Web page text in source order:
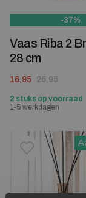
-37%
Vaas Riba 2
28 cm
26,95
Oorspronkelijke
16,95
Huidige prijs is:
2 stuks op voorraad
1-5 werkdagen
Toevoegen
Verwijderen